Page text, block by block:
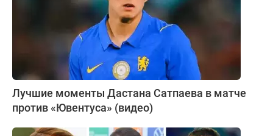
Лучшие моменты Дастана Сатпаева в матче
против «Ювентуса» (видео)